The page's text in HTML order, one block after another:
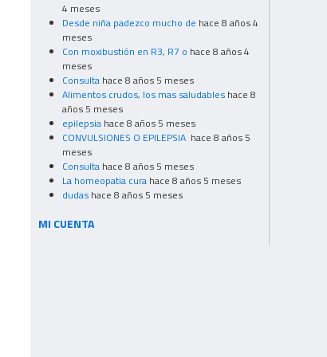
4 meses
Desde niña padezco mucho de hace 8 años 4
meses
Con moxibustión en R3, R7 o hace 8 años 4
meses
Consulta hace 8 años 5 meses
Alimentos crudos, los mas saludables hace 8
años 5 meses
epilepsia hace 8 años 5 meses
CONVULSIONES O EPILEPSIA hace 8 años 5
meses
Consulta hace 8 años 5 meses
La homeopatia cura hace 8 años 5 meses
dudas hace 8 años 5 meses
MI CUENTA